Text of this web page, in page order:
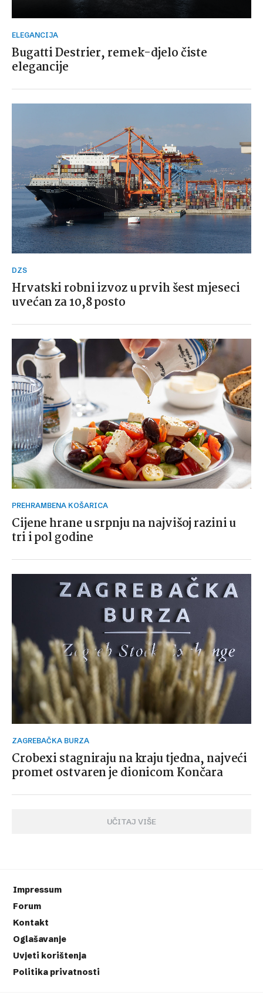
ELEGANCIJA
Bugatti Destrier, remek-djelo čiste
elegancije
DZS
Hrvatski robni izvoz u prvih šest mjeseci
uvećan za 10,8 posto
PREHRAMBENA KOŠARICA
Cijene hrane u srpnju na najvišoj razini u
tri i pol godine
ZAGREBAČKA BURZA
Crobexi stagniraju na kraju tjedna, najveći
promet ostvaren je dionicom Končara
UČITAJ VIŠE
Impressum
Forum
Kontakt
Oglašavanje
Uvjeti korištenja
Politika privatnosti